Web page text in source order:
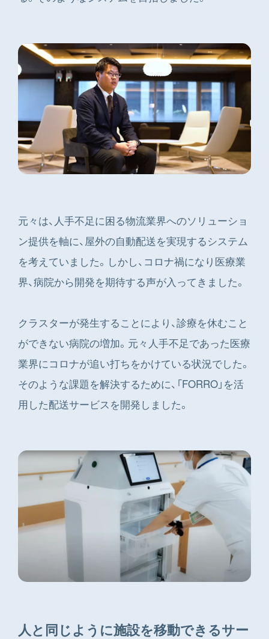
元々は、人手不足に困る物流業界へのソリューショ
ン提供を軸に、屋外の自動配送を実現するシステム
を考えていました。しかし、コロナ禍になり医療業
界、病院から開発を期待する声が入ってきました。
クラスターが発生することにより、診療を休むこと
ができない病院の増加。元々人手不足であった医療
業界にコロナが追い打ちをかけている状況でした。
そのような課題を解決するために、「FORRO」を活
用した配送サービスを開発しました。
人と同じように施設を移動できるサー